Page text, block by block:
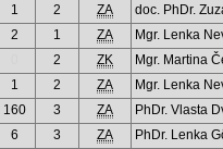
1 2 ZA doc. PhDr.
2 1 ZA Mgr. Lenka
2 ZK Mgr. Martina
1 2 ZA Mgr. Lenka
160 3 ZA PhDr. Vlasta
6 3 ZA PhDr. Lenka